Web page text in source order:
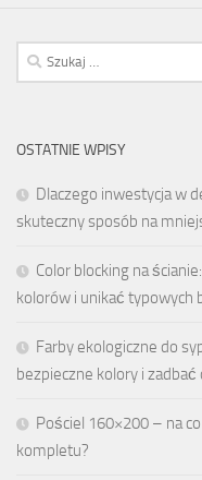
Szukaj:
OSTATNIE WPISY
Dlaczego inwestycja w
skuteczny sposób na
Color blocking na
kolorów i unikać typowych
Farby ekologiczne do
bezpieczne kolory i
Pościel 160×200 – na
kompletu?